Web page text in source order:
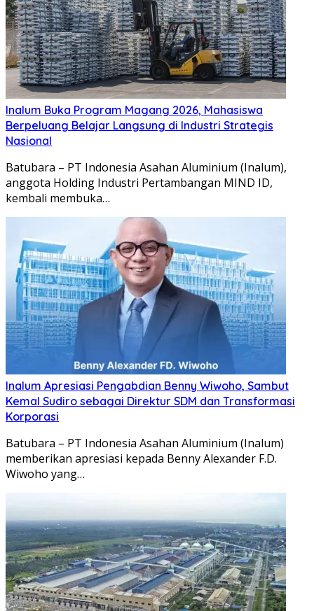
Inalum Buka Program Magang 2026, Mahasiswa
Berpeluang Belajar Langsung di Industri Strategis
Nasional
Batubara – PT Indonesia Asahan Aluminium (Inalum),
anggota Holding Industri Pertambangan MIND ID,
kembali membuka…
Inalum Apresiasi Pengabdian Benny Wiwoho, Sambut
Kemal Sudiro sebagai Direktur SDM dan Transformasi
Korporasi
Batubara – PT Indonesia Asahan Aluminium (Inalum)
memberikan apresiasi kepada Benny Alexander F.D.
Wiwoho yang…